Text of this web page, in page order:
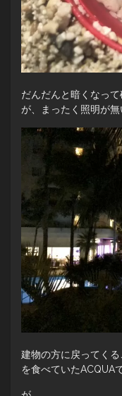
だんだんと暗くなっ
が、まったく照明が無
建物の方に戻ってく
を食べていたACQUA